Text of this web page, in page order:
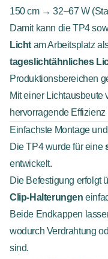
150 cm → 32–67 W
Damit kann die TP4
Licht am Arbeitsplatz
tageslichtähnliches
Produktionsbereichen
Mit einer Lichtausbeute
hervorragende
Einfachste Montage
Die TP4 wurde für eine
entwickelt.
Die Befestigung erfolgt
Clip-Halterungen
Beide Endkappen
wodurch Verdrahtung
sind.